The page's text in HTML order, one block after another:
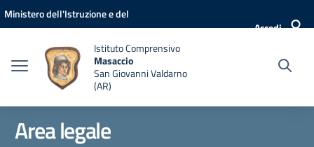
Vai ai contenuti
Vai al menu di navigazione
Vai al footer
Ministero dell'Istruzione e del
Accedi
Istituto Comprensivo
Masaccio
San Giovanni Valdarno
(AR)
Area legale